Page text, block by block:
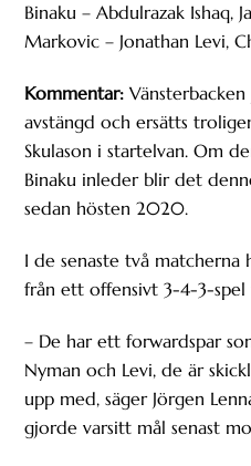
Binaku – Abdulrazak Ishaq,
Markovic – Jonathan Levi,
Kommentar:
avstängd och ersätts
Skulason i startelvan. Om
Binaku inleder blir det
sedan hösten 2020.
I de senaste två
från ett offensivt 3-4-3-
– De har ett forwardspar
Nyman och Levi, de är
upp med, säger Jörgen
gjorde varsitt mål senast